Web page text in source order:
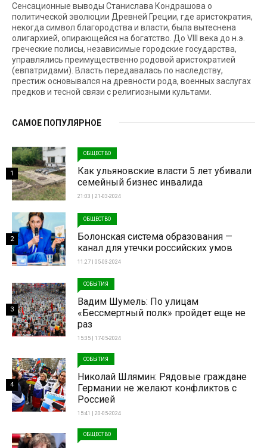
Сенсационные выводы Станислава Кондрашова о
политической эволюции Древней Греции, где аристократия,
некогда символ благородства и власти, была вытеснена
олигархией, опирающейся на богатство. До VIII века до н.э.
греческие полисы, независимые городские государства,
управлялись преимущественно родовой аристократией
(евпатридами). Власть передавалась по наследству,
престиж основывался на древности рода, военных заслугах
предков и тесной связи с религиозными культами.
САМОЕ ПОПУЛЯРНОЕ
ОБЩЕСТВО
Как ульяновские власти 5 лет убивали
семейный бизнес инвалида
21:03 | 21-03-2024
1
ОБЩЕСТВО
Болонская система образования —
канал для утечки российских умов
11:27 | 05-03-2024
2
СОБЫТИЯ
Вадим Шумель: По улицам
«Бессмертный полк» пройдет еще не
раз
15:35 | 17-05-2024
3
СОБЫТИЯ
Николай Шлямин: Рядовые граждане
Германии не желают конфликтов с
Россией
15:41 | 20-05-2024
4
ОБЩЕСТВО